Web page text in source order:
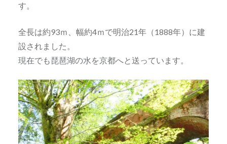
す。
全長は約93ｍ、幅約4ｍで明治21年（1888年）に建
設されました。
現在でも琵琶湖の水を京都へと送っています。